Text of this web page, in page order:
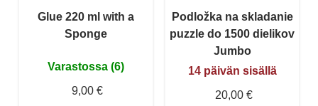
Glue 220 ml with a
Sponge
Varastossa (6)
9,00 €
Podložka na skladanie
puzzle do 1500 dielikov
Jumbo
14 päivän sisällä
20,00 €